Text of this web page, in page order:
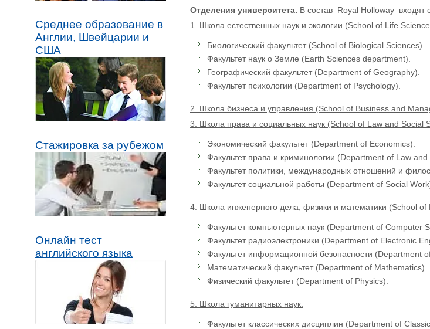
Среднее образование в
Англии, Швейцарии и
США
Стажировка за рубежом
Онлайн тест
английского языка
Отделения университета. В состав Royal Holloway входят
1. Школа естественных наук и экологии (School of Life
Биологический факультет (School of Biological Sciences).
Факультет наук о Земле (Earth Sciences department).
Географический факультет (Department of Geography).
Факультет психологии (Department of Psychology).
2. Школа бизнеса и управления (School of Business and
3. Школа права и социальных наук (School of Law and Social
Экономический факультет (Department of Economics).
Факультет права и криминологии (Department of Law and
Факультет политики, международных отношений и
Факультет социальной работы (Department of Social
4. Школа инженерного дела, физики и математики (School
Факультет компьютерных наук (Department of Computer
Факультет радиоэлектроники (Department of Electronic
Факультет информационной безопасности (Department
Математический факультет (Department of Mathematics).
Физический факультет (Department of Physics).
5. Школа гуманитарных наук:
Факультет классических дисциплин (Department of